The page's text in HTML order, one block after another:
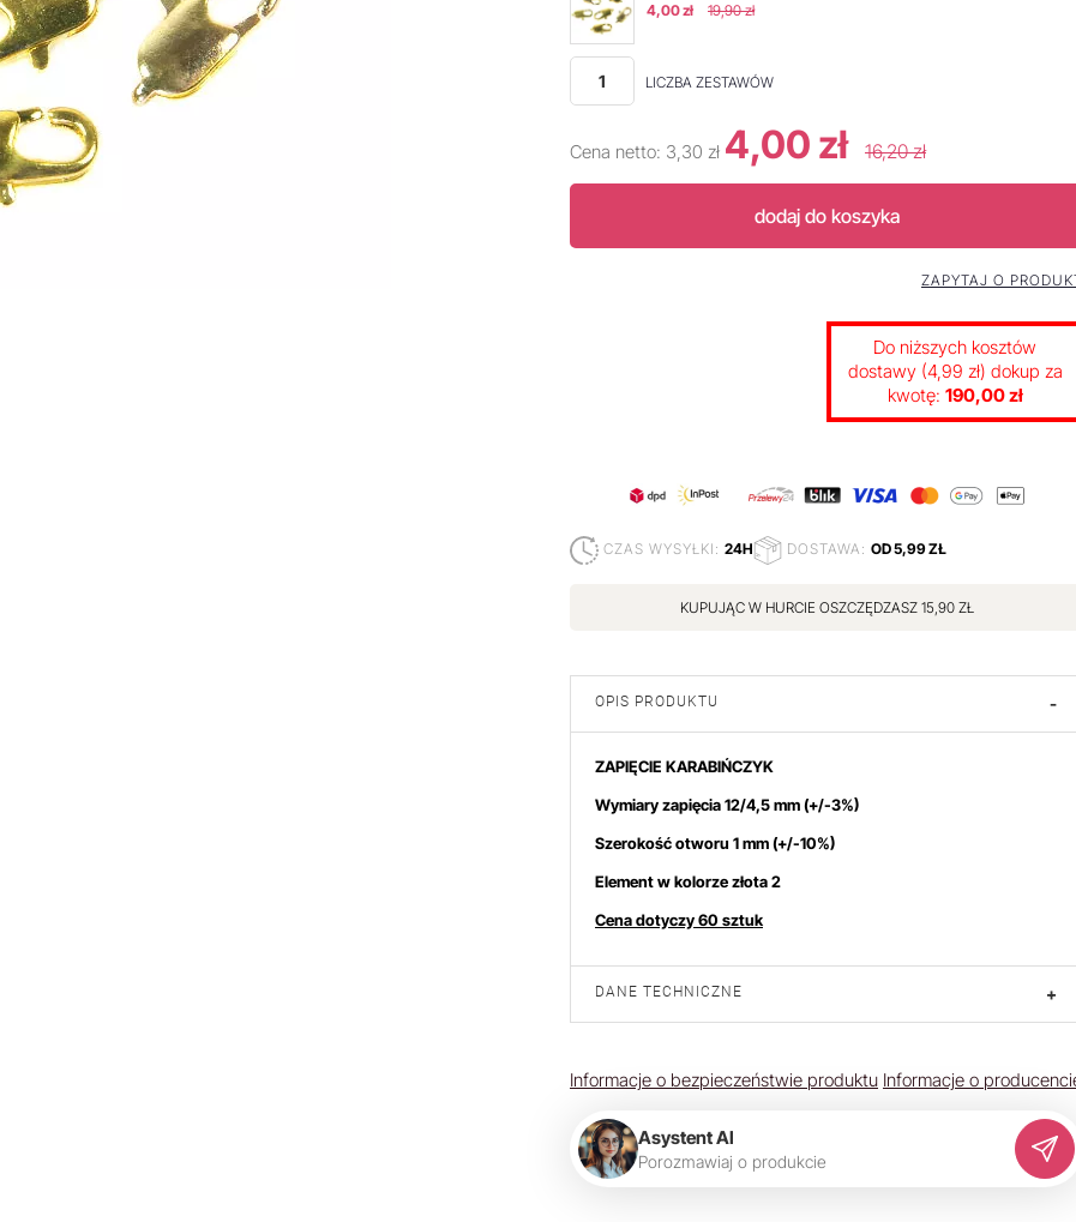
4,00 zł
19,90 zł
LICZBA ZESTAWÓW
Cena netto: 3,30 zł 4,00 zł 16,20 zł
dodaj do koszyka
ZAPYTAJ O
Do niższych kosztów
dostawy (4,99 zł) dokup za
kwotę: 190,00 zł
CZAS WYSYŁKI: 24H DOSTAWA: OD 5,99 ZŁ
KUPUJĄC W HURCIE OSZCZĘDZASZ 15,90 ZŁ
OPIS PRODUKTU -
ZAPIĘCIE KARABIŃCZYK
Wymiary zapięcia 12/4,5 mm(+/-3%)
Szerokość otworu 1 mm (+/-10%)
Element w kolorze złota 2
Cena dotyczy 60 sztuk
DANE TECHNICZNE +
Informacje o bezpieczeństwie produktu Informacje o
Asystent AI
Porozmawiaj o produkcie